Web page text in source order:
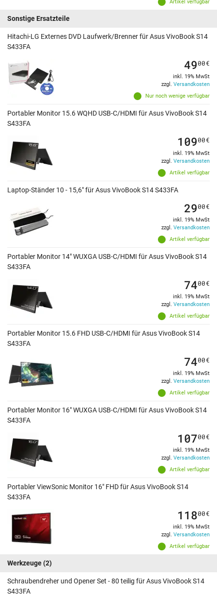
Artikel verfügbar
Sonstige Ersatzteile
Hitachi-LG Externes DVD Laufwerk/Brenner für Asus VivoBook S14
S433FA
Nur noch wenige verfügbar
4900€
inkl. 19% MwSt
zzgl. Versandkosten
Portabler Monitor 15.6 WQHD USB-C/HDMI für Asus VivoBook S14
S433FA
Artikel verfügbar
10900€
inkl. 19% MwSt
zzgl. Versandkosten
Laptop-Ständer 10 - 15,6" für Asus VivoBook S14 S433FA
Artikel verfügbar
2900€
inkl. 19% MwSt
zzgl. Versandkosten
Portabler Monitor 14" WUXGA USB-C/HDMI für Asus VivoBook S14
S433FA
Artikel verfügbar
7400€
inkl. 19% MwSt
zzgl. Versandkosten
Portabler Monitor 15.6 FHD USB-C/HDMI für Asus VivoBook S14
S433FA
Artikel verfügbar
7400€
inkl. 19% MwSt
zzgl. Versandkosten
Portabler Monitor 16" WUXGA USB-C/HDMI für Asus VivoBook S14
S433FA
Artikel verfügbar
10700€
inkl. 19% MwSt
zzgl. Versandkosten
Portabler ViewSonic Monitor 16" FHD für Asus VivoBook S14
S433FA
Artikel verfügbar
11800€
inkl. 19% MwSt
zzgl. Versandkosten
Werkzeuge(2)
Schraubendreher und Opener Set - 80 teilig für Asus VivoBook S14
S433FA